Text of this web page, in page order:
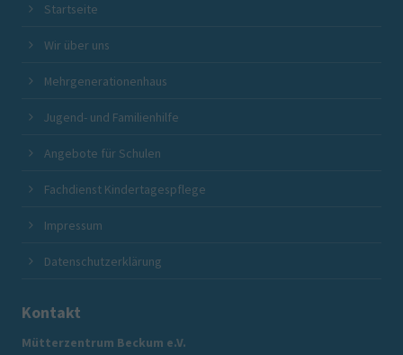
Startseite
Wir über uns
Mehrgenerationenhaus
Jugend- und Familienhilfe
Angebote für Schulen
Fachdienst Kindertagespflege
Impressum
Datenschutzerklärung
Kontakt
Mütterzentrum Beckum e.V.